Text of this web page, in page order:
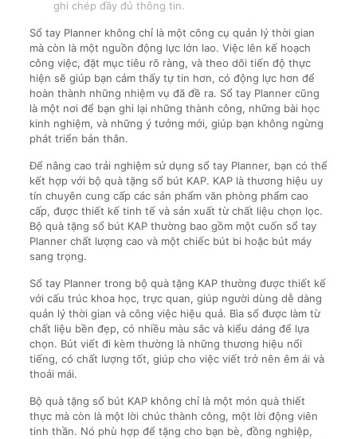
ghi chép đầy đủ thông tin.
Sổ tay Planner không chỉ là một công cụ quản lý thời gian
mà còn là một nguồn động lực lớn lao. Việc lên kế hoạch
công việc, đặt mục tiêu rõ ràng, và theo dõi tiến độ thực
hiện sẽ giúp bạn cảm thấy tự tin hơn, có động lực hơn để
hoàn thành những nhiệm vụ đã đề ra. Sổ tay Planner cũng
là một nơi để bạn ghi lại những thành công, những bài học
kinh nghiệm, và những ý tưởng mới, giúp bạn không ngừng
phát triển bản thân.
Để nâng cao trải nghiệm sử dụng sổ tay Planner, bạn có thể
kết hợp với bộ quà tặng sổ bút KAP. KAP là thương hiệu uy
tín chuyên cung cấp các sản phẩm văn phòng phẩm cao
cấp, được thiết kế tinh tế và sản xuất từ chất liệu chọn lọc.
Bộ quà tặng sổ bút KAP thường bao gồm một cuốn sổ tay
Planner chất lượng cao và một chiếc bút bi hoặc bút máy
sang trọng.
Sổ tay Planner trong bộ quà tặng KAP thường được thiết kế
với cấu trúc khoa học, trực quan, giúp người dùng dễ dàng
quản lý thời gian và công việc hiệu quả. Bìa sổ được làm từ
chất liệu bền đẹp, có nhiều màu sắc và kiểu dáng để lựa
chọn. Bút viết đi kèm thường là những thương hiệu nổi
tiếng, có chất lượng tốt, giúp cho việc viết trở nên êm ái và
thoải mái.
Bộ quà tặng sổ bút KAP không chỉ là một món quà thiết
thực mà còn là một lời chúc thành công, một lời động viên
tinh thần. Nó phù hợp để tặng cho bạn bè, đồng nghiệp,